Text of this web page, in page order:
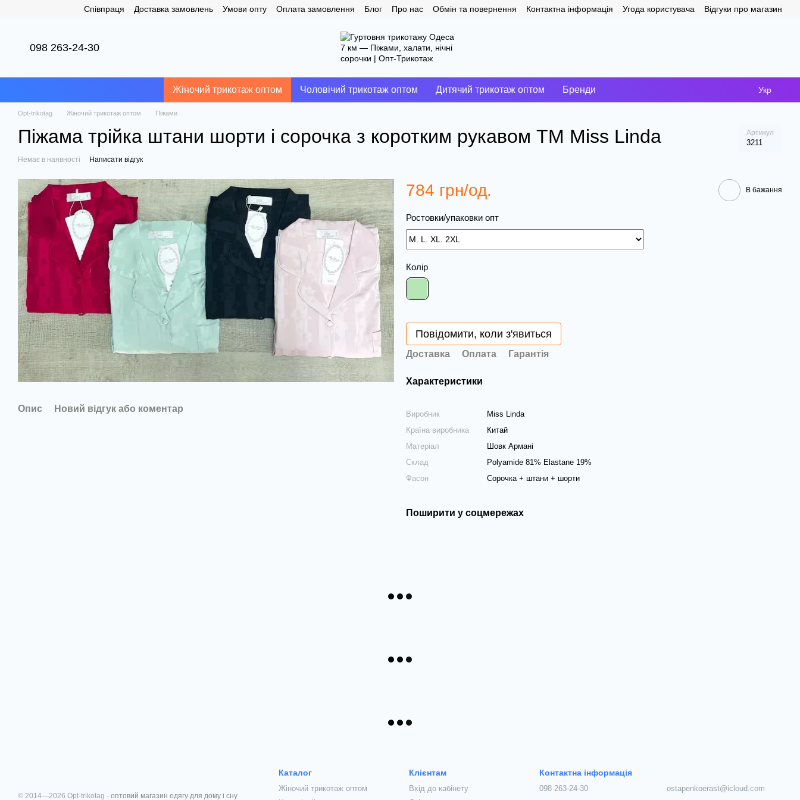
Перейти до основного контенту
Співпраця Доставка замовлень Умови опту Оплата замовлення Блог Про нас Обмін та повернення Контактна інформація Угода користувача Відгуки про магазин
098 263-24-30
Жіночий трикотаж оптом Чоловічий трикотаж оптом Дитячий трикотаж оптом Бренди Укр
Opt-trikotag Жіночий трикотаж оптом Піжами
Піжама трійка штани шорти і сорочка з коротким рукавом TM Miss Linda Артикул
3211
Немає в наявності Написати відгук
Опис Новий відгук або коментар
784 грн/од. В бажання
Ростовки/упаковки опт
Колір
Повідомити, коли з'явиться
Доставка Оплата Гарантія
Характеристики
Виробник
Miss Linda
Країна виробника
Китай
Матеріал
Шовк Армані
Склад
Polyamide 81% Elastane 19%
Фасон
Сорочка + штани + шорти
Поширити у соцмережах
© 2014—2026 Opt-trikotag - оптовий магазин одягу для дому і сну
Каталог
Жіночий трикотаж оптом
Клієнтам
Вхід до кабінету
Контактна інформація
098 263-24-30 ostapenkoerast@icloud.com